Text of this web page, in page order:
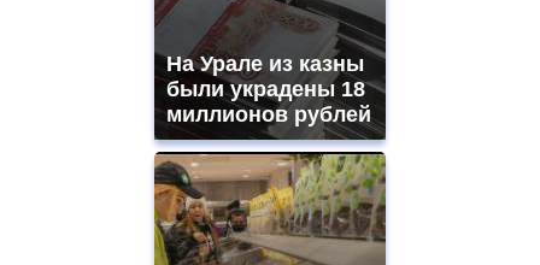
На Урале из казны
были украдены 18
миллионов рублей